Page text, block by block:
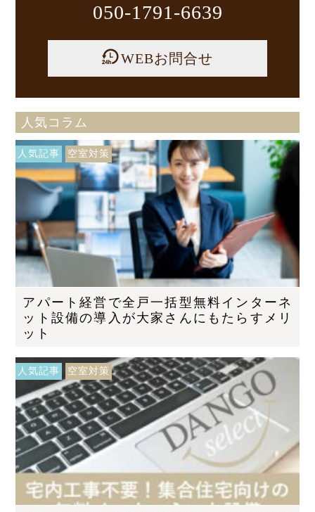
050-1791-6639
WEBお問合せ
人気コラム
人気記事 空室対策
アパート経営で全戸一括型無料インターネ
ット設備の導入が大家さんにもたらすメリ
ット
人気記事 空室対策